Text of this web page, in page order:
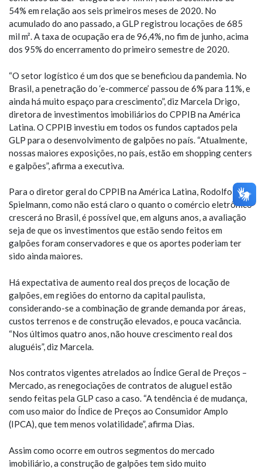
54% em relação aos seis primeiros meses de 2020. No
acumulado do ano passado, a GLP registrou locações de 685
mil m². A taxa de ocupação era de 96,4%, no fim de junho, acima
dos 95% do encerramento do primeiro semestre de 2020.
“O setor logístico é um dos que se beneficiou da pandemia. No
Brasil, a penetração do ‘e-commerce’ passou de 6% para 11%, e
ainda há muito espaço para crescimento”, diz Marcela Drigo,
diretora de investimentos imobiliários do CPPIB na América
Latina. O CPPIB investiu em todos os fundos captados pela
GLP para o desenvolvimento de galpões no país. “Atualmente,
nossas maiores exposições, no país, estão em shopping centers
e galpões”, afirma a executiva.
Para o diretor geral do CPPIB na América Latina, Rodolfo
Spielmann, como não está claro o quanto o comércio eletrônico
crescerá no Brasil, é possível que, em alguns anos, a avaliação
seja de que os investimentos que estão sendo feitos em
galpões foram conservadores e que os aportes poderiam ter
sido ainda maiores.
Há expectativa de aumento real dos preços de locação de
galpões, em regiões do entorno da capital paulista,
considerando-se a combinação de grande demanda por áreas,
custos terrenos e de construção elevados, e pouca vacância.
“Nos últimos quatro anos, não houve crescimento real dos
aluguéis”, diz Marcela.
Nos contratos vigentes atrelados ao Índice Geral de Preços –
Mercado, as renegociações de contratos de aluguel estão
sendo feitas pela GLP caso a caso. “A tendência é de mudança,
com uso maior do Índice de Preços ao Consumidor Amplo
(IPCA), que tem menos volatilidade”, afirma Dias.
Assim como ocorre em outros segmentos do mercado
imobiliário, a construção de galpões tem sido muito